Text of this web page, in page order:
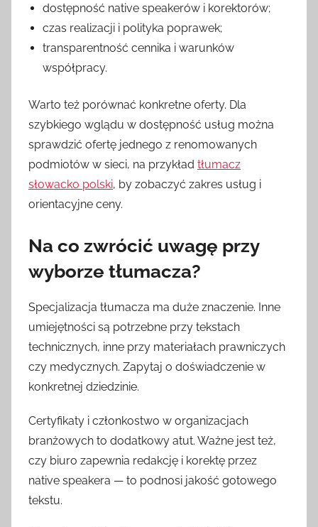
dostępność native speakerów i korektorów;
czas realizacji i polityka poprawek;
transparentność cennika i warunków
współpracy.
Warto też porównać konkretne oferty. Dla
szybkiego wglądu w dostępność usług można
sprawdzić ofertę jednego z renomowanych
podmiotów w sieci, na przykład tłumacz
słowacko polski, by zobaczyć zakres usług i
orientacyjne ceny.
Na co zwrócić uwagę przy
wyborze tłumacza?
Specjalizacja tłumacza ma duże znaczenie. Inne
umiejętności są potrzebne przy tekstach
technicznych, inne przy materiałach prawniczych
czy medycznych. Zapytaj o doświadczenie w
konkretnej dziedzinie.
Certyfikaty i członkostwo w organizacjach
branżowych to dodatkowy atut. Ważne jest też,
czy biuro zapewnia redakcję i korektę przez
native speakera — to podnosi jakość gotowego
tekstu.